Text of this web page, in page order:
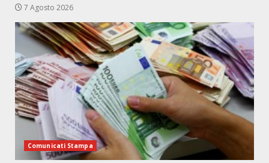
7 Agosto 2026
Comunicati Stampa